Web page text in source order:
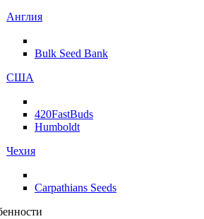
Англия
Bulk Seed Bank
США
420FastBuds
Humboldt
Чехия
Carpathians Seeds